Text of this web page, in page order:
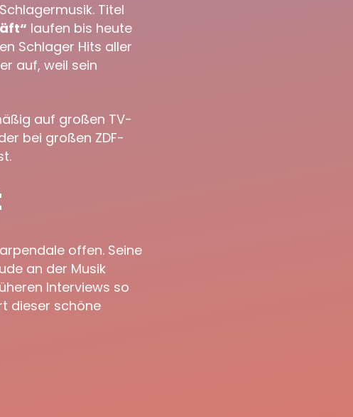
Titel
laufen bis heute
Schlager Hits aller
auf, weil sein
auf großen TV-
bei großen ZDF-
offen. Seine
an der Musik
Interviews so
dieser schöne